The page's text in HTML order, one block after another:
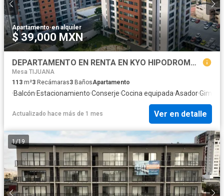
Apartamento·en alquiler
$ 39,000 MXN
DEPARTAMENTO EN RENTA EN KYO HIPODROMO TIJUANA
Mesa TIJUANA
113 m²3 Recámaras3 BañosApartamento
·Balcón·Estacionamiento·Conserje·Cocina equipada·Asador·
Actualizado hace más de 1 mes Ver en detalle
1/19